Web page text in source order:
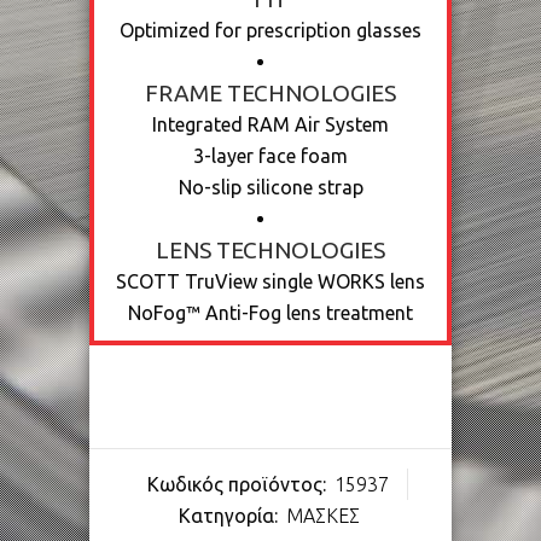
Optimized for prescription glasses
FRAME TECHNOLOGIES
Integrated RAM Air System
3-layer face foam
No-slip silicone strap
LENS TECHNOLOGIES
SCOTT TruView single WORKS lens
NoFog™ Anti-Fog lens treatment
Κωδικός προϊόντος: 15937
Κατηγορία: ΜΑΣΚΕΣ